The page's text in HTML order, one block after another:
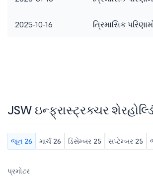
2025-10-16 ત્રિમાસિક
JSW ઇન્ફ્રાસ્ટ્રક્ચર
જૂન 26 માર્ચ 26 ડિસેમ્બર 25 સપ્ટેમ્બર 25
પ્રમોટર